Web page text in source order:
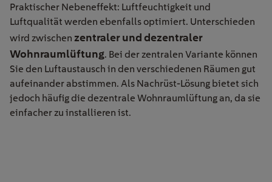
Praktischer Nebeneffekt: Luftfeuchtigkeit und
Luftqualität werden ebenfalls optimiert. Unterschieden
wird zwischen zentraler und dezentraler
Wohnraumlüftung. Bei der zentralen Variante können
Sie den Luftaustausch in den verschiedenen Räumen gut
aufeinander abstimmen. Als Nachrüst-Lösung bietet sich
jedoch häufig die dezentrale Wohnraumlüftung an, da sie
einfacher zu installieren ist.